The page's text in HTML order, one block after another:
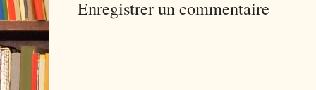
Enregistrer un commentaire